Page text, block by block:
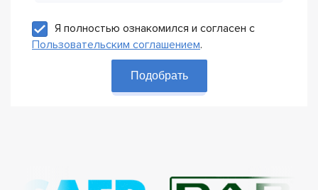
Я полностью ознакомился и согласен с
Пользовательским соглашением.
Подобрать